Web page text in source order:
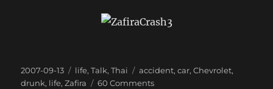
Posted
on
2007-09-13 Categories
life,Talk,Thai Tags
accident,car,Chevrolet,
drunk, life,Zafira 60 Commentson